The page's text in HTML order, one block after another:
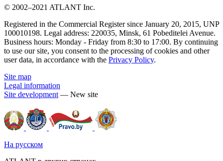
© 2002–2021 ATLANT Inc.
Registered in the Commercial Register since January 20, 2015, UNP
100010198. Legal address: 220035, Minsk, 61 Pobeditelei Avenue.
Business hours: Monday - Friday from 8:30 to 17:00. By continuing
to use our site, you consent to the processing of cookies and other
user data, in accordance with the Privacy Policy.
Site map
Legal information
Site development — New site
На русском